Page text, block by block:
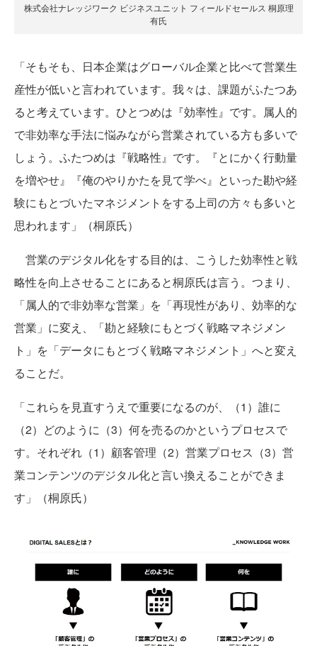
株式会社ナレッジワーク ビジネスユニット フィールドセールス 桐原理
有氏
「そもそも、日本企業はグローバル企業と比べて営業生
産性が低いと言われています。我々は、課題がふたつあ
ると考えています。ひとつめは『効率性』です。属人的
で非効率な手法に悩みながら営業されている方も多いで
しょう。ふたつめは『戦略性』です。『とにかく行動量
を増やせ』『俺のやりかたを見て学べ』といった勘や経
験にもとづいたマネジメントをする上司の方々も多いと
思われます」（桐原氏）
営業のデジタル化をする目的は、こうした効率性と戦
略性を向上させることにあると桐原氏は言う。つまり、
「属人的で非効率な営業」を「再現性があり、効率的な
営業」に変え、「勘と経験にもとづく戦略マネジメン
ト」を「データにもとづく戦略マネジメント」へと変え
ることだ。
「これらを見直すうえで重要になるのが、（1）誰に
（2）どのように（3）何を売るのかというプロセスで
す。それぞれ（1）顧客管理（2）営業プロセス（3）営
業コンテンツのデジタル化と言い換えることができま
す」（桐原氏）